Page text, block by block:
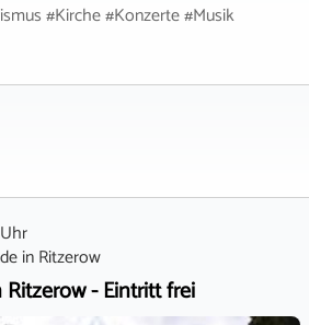
#Kirche #Konzerte #Musik
inRitzerow
- Eintritt frei